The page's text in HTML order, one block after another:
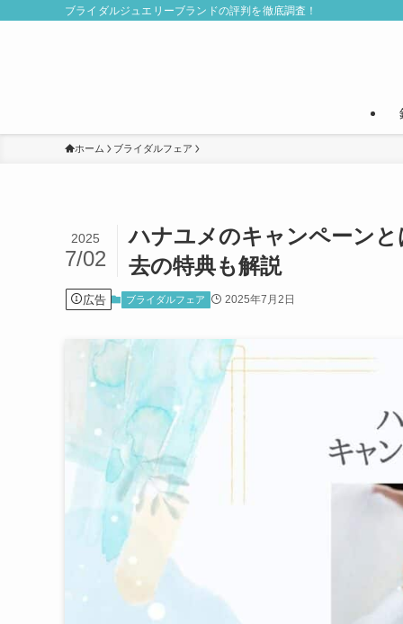
ブライダルジュエリーブランドの評判を徹底調査！
ホーム ブライダルフェア
ハナユメのキャンペーン
去の特典も解説
2025
7/02
広告 ブライダルフェア 2025年7月2日